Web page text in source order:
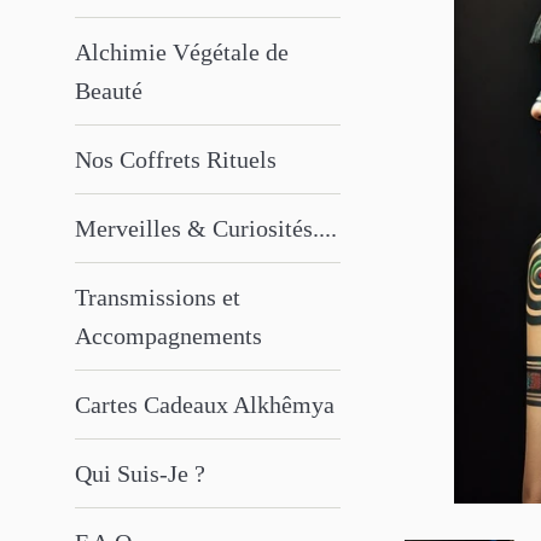
Alchimie Végétale de
Beauté
Nos Coffrets Rituels
Merveilles & Curiosités....
Transmissions et
Accompagnements
Cartes Cadeaux Alkhêmya
Qui Suis-Je ?